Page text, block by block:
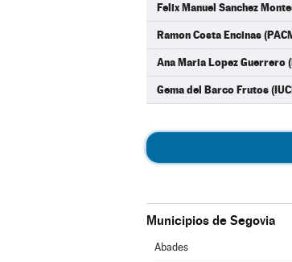
Felix Manuel Sanchez
Ramon Costa Encinas
Ana Maria Lopez Guerrero
Gema del Barco Frutos
Municipios de Segovia
Abades